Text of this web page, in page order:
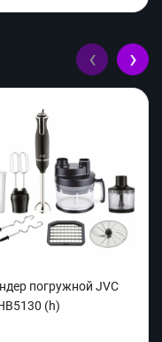
погружной JVC
(h)
‹ ›